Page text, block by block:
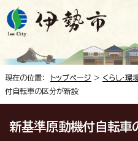
現在の位置： トップページ > くらし・環
付自転車の区分が新設
新基準原動機付自転車